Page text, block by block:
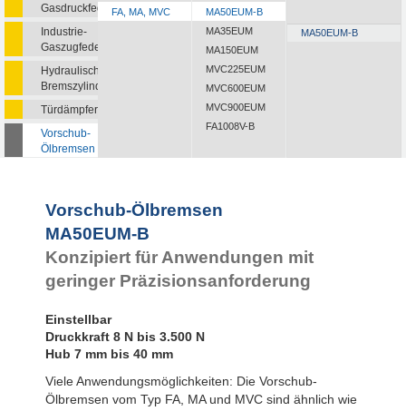
Gasdruckfedern
Industrie-
Gaszugfedern
Hydraulische
Bremszylinder
Türdämpfer
Vorschub-
Ölbremsen
FA, MA, MVC
MA50EUM-B
MA35EUM
MA150EUM
MVC225EUM
MVC600EUM
MVC900EUM
FA1008V-B
MA50EUM-B
Vorschub-Ölbremsen
MA50EUM-B
Konzipiert für Anwendungen mit
geringer Präzisionsanforderung
Einstellbar
Druckkraft 8 N bis 3.500 N
Hub 7 mm bis 40 mm
Viele Anwendungsmöglichkeiten: Die Vorschub-
Ölbremsen vom Typ FA, MA und MVC sind ähnlich wie